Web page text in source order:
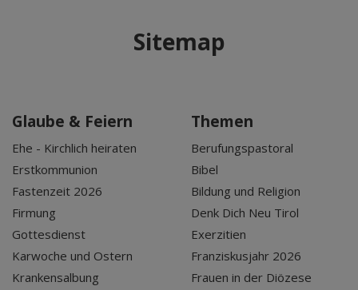
Sep 2025
Sitemap
Glaube & Feiern
Ehe - Kirchlich heiraten
Erstkommunion
Fastenzeit 2026
Firmung
Gottesdienst
Karwoche und Ostern
Krankensalbung
Themen
Berufungspastoral
Bibel
Bildung und Religion
Denk Dich Neu Tirol
Exerzitien
Franziskusjahr 2026
Frauen in der Diözese